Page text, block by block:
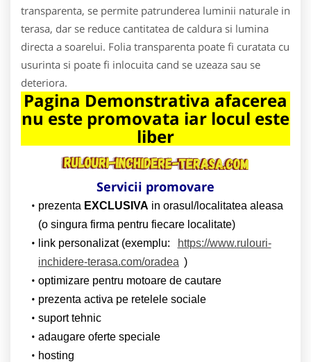
transparenta, se permite patrunderea luminii naturale in
terasa, dar se reduce cantitatea de caldura si lumina
directa a soarelui. Folia transparenta poate fi curatata cu
usurinta si poate fi inlocuita cand se uzeaza sau se
deteriora.
Pagina Demonstrativa afacerea
nu este promovata iar locul este
liber
Servicii promovare
prezenta EXCLUSIVA in orasul/localitatea aleasa
(o singura firma pentru fiecare localitate)
link personalizat (exemplu:
https://www.rulouri-
inchidere-terasa.com/oradea )
optimizare pentru motoare de cautare
prezenta activa pe retelele sociale
suport tehnic
adaugare oferte speciale
hosting